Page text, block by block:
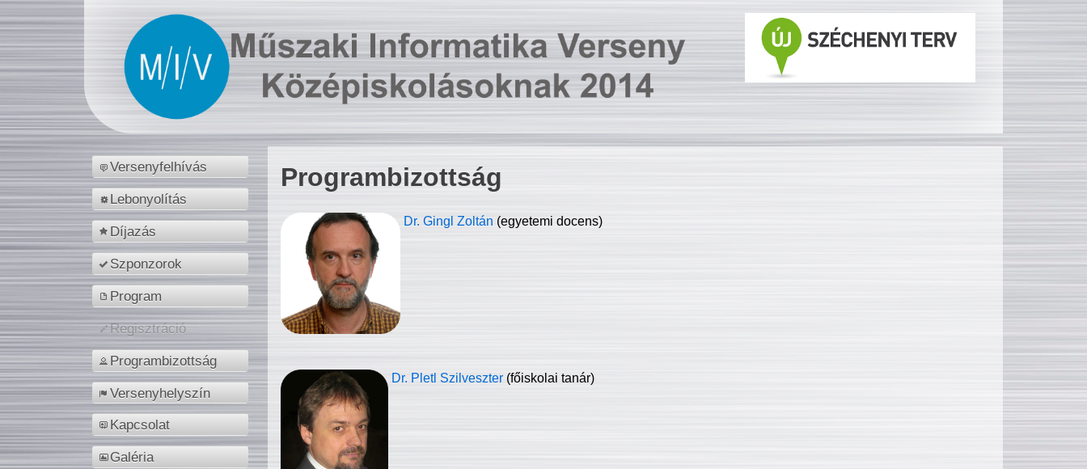
Versenyfelhívás
Lebonyolítás
Díjazás
Szponzorok
Program
Regisztráció
Programbizottság
Versenyhelyszín
Kapcsolat
Galéria
Programbizottság
Dr. Gingl Zoltán (egyetemi docens)
Dr. Pletl Szilveszter (főiskolai tanár)